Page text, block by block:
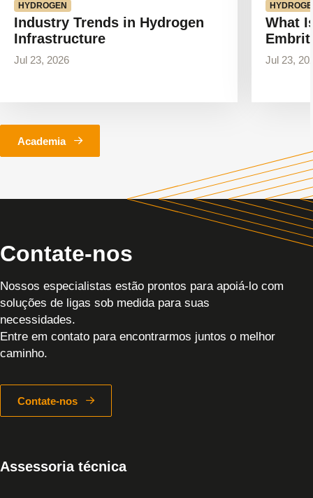
HYDROGEN
Industry Trends in Hydrogen
Infrastructure
Jul 23, 2026
What
Jul 23,
Academia
Contate-nos
Nossos especialistas estão prontos para apoiá-lo com
soluções de ligas sob medida para suas
necessidades.
Entre em contato para encontrarmos juntos o melhor
caminho.
Contate-nos
Assessoria técnica